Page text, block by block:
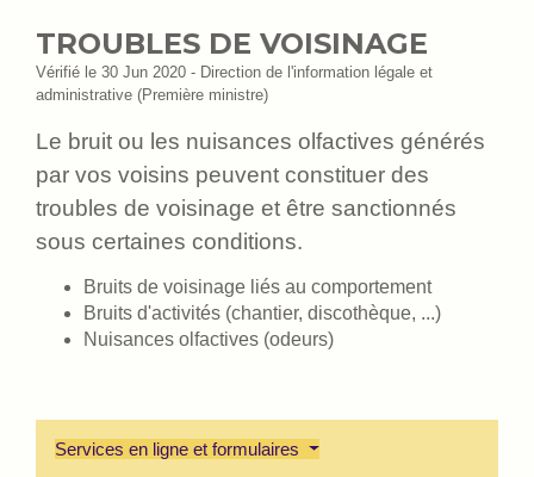
TROUBLES DE VOISINAGE
Vérifié le 30 Jun 2020 - Direction de l'information légale et
administrative (Première ministre)
Le bruit ou les nuisances olfactives générés
par vos voisins peuvent constituer des
troubles de voisinage et être sanctionnés
sous certaines conditions.
Bruits de voisinage liés au comportement
Bruits d'activités (chantier, discothèque, ...)
Nuisances olfactives (odeurs)
Services en ligne et formulaires